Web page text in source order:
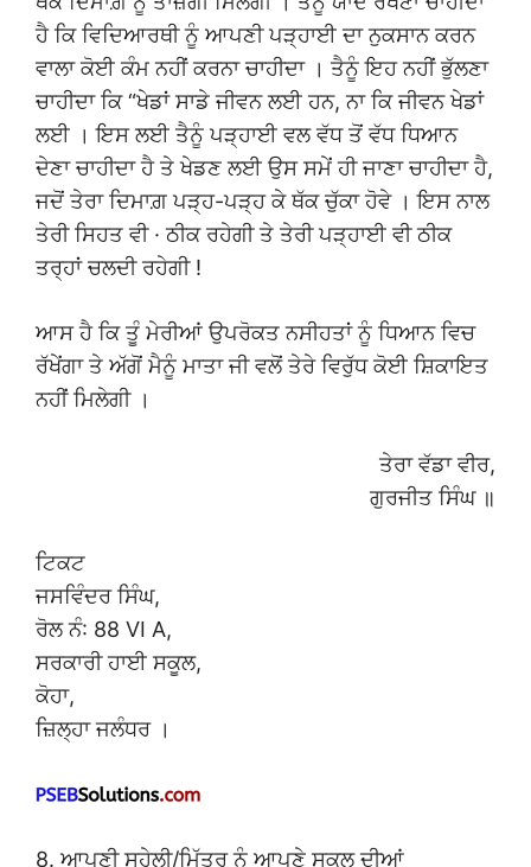
ਹੈ ਕਿ ਵਿਦਿਆਰਥੀ ਨੂੰ ਆਪਣੀ ਪੜ੍ਹਾਈ ਦਾ ਨੁਕਸਾਨ ਕਰਨ
ਵਾਲਾ ਕੋਈ ਕੰਮ ਨਹੀਂ ਕਰਨਾ ਚਾਹੀਦਾ । ਤੈਨੂੰ ਇਹ ਨਹੀਂ ਭੁੱਲਣਾ
ਚਾਹੀਦਾ ਕਿ “ਖੇਡਾਂ ਸਾਡੇ ਜੀਵਨ ਲਈ ਹਨ, ਨਾ ਕਿ ਜੀਵਨ ਖੇਡਾਂ
ਲਈ । ਇਸ ਲਈ ਤੈਨੂੰ ਪੜ੍ਹਾਈ ਵਲ ਵੱਧ ਤੋਂ ਵੱਧ ਧਿਆਨ
ਦੇਣਾ ਚਾਹੀਦਾ ਹੈ ਤੇ ਖੇਡਣ ਲਈ ਉਸ ਸਮੇਂ ਹੀ ਜਾਣਾ ਚਾਹੀਦਾ ਹੈ,
ਜਦੋਂ ਤੇਰਾ ਦਿਮਾਗ਼ ਪੜ੍ਹ-ਪੜ੍ਹ ਕੇ ਥੱਕ ਚੁੱਕਾ ਹੋਵੇ । ਇਸ ਨਾਲ
ਤੇਰੀ ਸਿਹਤ ਵੀ · ਠੀਕ ਰਹੇਗੀ ਤੇ ਤੇਰੀ ਪੜ੍ਹਾਈ ਵੀ ਠੀਕ
ਤਰ੍ਹਾਂ ਚਲਦੀ ਰਹੇਗੀ !
ਆਸ ਹੈ ਕਿ ਤੂੰ ਮੇਰੀਆਂ ਉਪਰੋਕਤ ਨਸੀਹਤਾਂ ਨੂੰ ਧਿਆਨ ਵਿਚ
ਰੱਖੇਂਗਾ ਤੇ ਅੱਗੋਂ ਮੈਨੂੰ ਮਾਤਾ ਜੀ ਵਲੋਂ ਤੇਰੇ ਵਿਰੁੱਧ ਕੋਈ ਸ਼ਿਕਾਇਤ
ਨਹੀਂ ਮਿਲੇਗੀ ।
ਤੇਰਾ ਵੱਡਾ ਵੀਰ,
ਗੁਰਜੀਤ ਸਿੰਘ ॥
ਟਿਕਟ
ਜਸਵਿੰਦਰ ਸਿੰਘ,
ਰੋਲ ਨੰ: 88 VI A,
ਸਰਕਾਰੀ ਹਾਈ ਸਕੂਲ,
ਕੋਹਾ,
ਜ਼ਿਲ੍ਹਾ ਜਲੰਧਰ ।
8. ਆਪਣੀ ਸਹੇਲੀ/ਮਿੱਤਰ ਨੂੰ ਆਪਣੇ ਸਕੂਲ ਦੀਆਂ